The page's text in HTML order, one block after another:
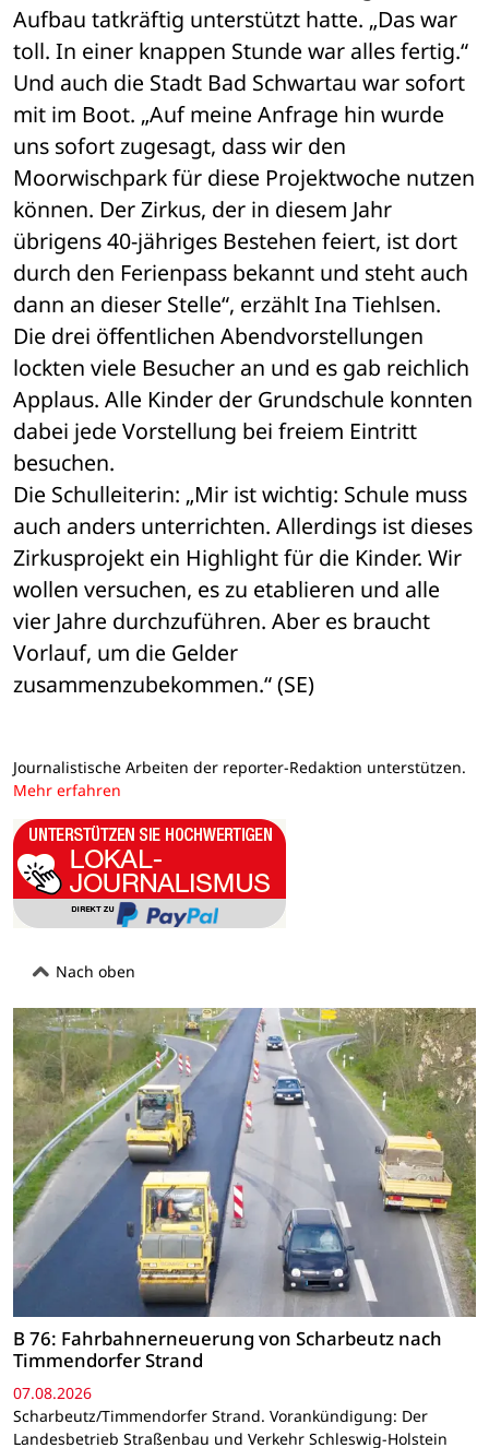
Aufbau tatkräftig unterstützt hatte. „Das war
toll. In einer knappen Stunde war alles fertig.“
Und auch die Stadt Bad Schwartau war sofort
mit im Boot. „Auf meine Anfrage hin wurde
uns sofort zugesagt, dass wir den
Moorwischpark für diese Projektwoche nutzen
können. Der Zirkus, der in diesem Jahr
übrigens 40-jähriges Bestehen feiert, ist dort
durch den Ferienpass bekannt und steht auch
dann an dieser Stelle“, erzählt Ina Tiehlsen.
Die drei öffentlichen Abendvorstellungen
lockten viele Besucher an und es gab reichlich
Applaus. Alle Kinder der Grundschule konnten
dabei jede Vorstellung bei freiem Eintritt
besuchen.
Die Schulleiterin: „Mir ist wichtig: Schule muss
auch anders unterrichten. Allerdings ist dieses
Zirkusprojekt ein Highlight für die Kinder. Wir
wollen versuchen, es zu etablieren und alle
vier Jahre durchzuführen. Aber es braucht
Vorlauf, um die Gelder
zusammenzubekommen.“ (SE)
Journalistische Arbeiten der reporter-Redaktion unterstützen.
Mehr erfahren
Nach oben
B 76: Fahrbahnerneuerung von Scharbeutz nach
Timmendorfer Strand
07.08.2026
Scharbeutz/Timmendorfer Strand. Vorankündigung: Der
Landesbetrieb Straßenbau und Verkehr Schleswig-Holstein